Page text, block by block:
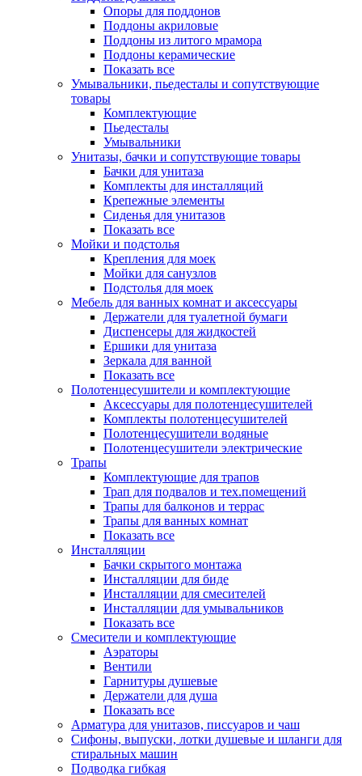
Опоры для поддонов
Поддоны акриловые
Поддоны из литого мрамора
Поддоны керамические
Показать все
Умывальники, пьедесталы и сопутствующие
товары
Комплектующие
Пьедесталы
Умывальники
Унитазы, бачки и сопутствующие товары
Бачки для унитаза
Комплекты для инсталляций
Крепежные элементы
Сиденья для унитазов
Показать все
Мойки и подстолья
Крепления для моек
Мойки для санузлов
Подстолья для моек
Мебель для ванных комнат и аксессуары
Держатели для туалетной бумаги
Диспенсеры для жидкостей
Ершики для унитаза
Зеркала для ванной
Показать все
Полотенцесушители и комплектующие
Аксессуары для полотенцесушителей
Комплекты полотенцесушителей
Полотенцесушители водяные
Полотенцесушители электрические
Трапы
Комплектующие для трапов
Трап для подвалов и тех.помещений
Трапы для балконов и террас
Трапы для ванных комнат
Показать все
Инсталляции
Бачки скрытого монтажа
Инсталляции для биде
Инсталляции для смесителей
Инсталляции для умывальников
Показать все
Смесители и комплектующие
Аэраторы
Вентили
Гарнитуры душевые
Держатели для душа
Показать все
Арматура для унитазов, писсуаров и чаш
Сифоны, выпуски, лотки душевые и шланги для
стиральных машин
Подводка гибкая